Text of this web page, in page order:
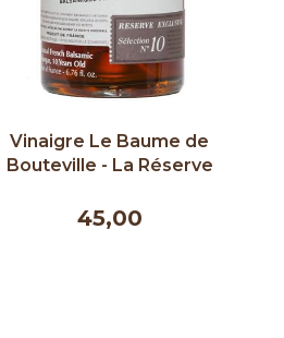
Vinaigre Le Baume de
Bouteville - La Réserve
45,00